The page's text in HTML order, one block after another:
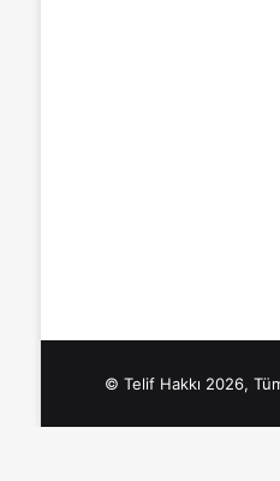
© Telif Hakkı 2026,